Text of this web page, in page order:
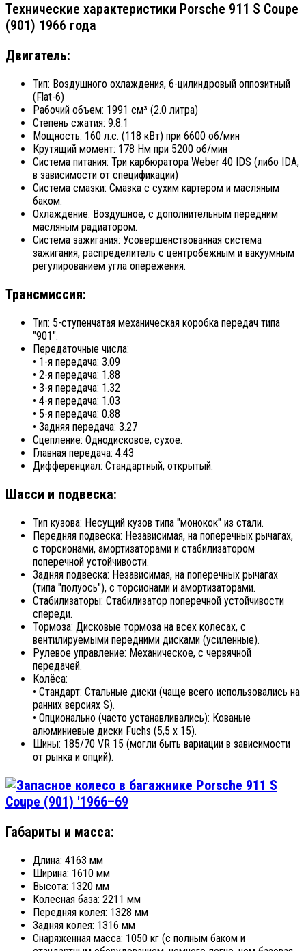
Технические характеристики Porsche 911 S Coupe
(901) 1966 года
Двигатель:
Тип: Воздушного охлаждения, 6-цилиндровый оппозитный
(Flat-6)
Рабочий объем: 1991 см³ (2.0 литра)
Степень сжатия: 9.8:1
Мощность: 160 л.с. (118 кВт) при 6600 об/мин
Крутящий момент: 178 Нм при 5200 об/мин
Система питания: Три карбюратора Weber 40 IDS (либо IDA,
в зависимости от спецификации)
Система смазки: Смазка с сухим картером и масляным
баком.
Охлаждение: Воздушное, с дополнительным передним
масляным радиатором.
Система зажигания: Усовершенствованная система
зажигания, распределитель с центробежным и вакуумным
регулированием угла опережения.
Трансмиссия:
Тип: 5-ступенчатая механическая коробка передач типа
"901".
Передаточные числа:
• 1-я передача: 3.09
• 2-я передача: 1.88
• 3-я передача: 1.32
• 4-я передача: 1.03
• 5-я передача: 0.88
• Задняя передача: 3.27
Сцепление: Однодисковое, сухое.
Главная передача: 4.43
Дифференциал: Стандартный, открытый.
Шасси и подвеска:
Тип кузова: Несущий кузов типа "монокок" из стали.
Передняя подвеска: Независимая, на поперечных рычагах,
с торсионами, амортизаторами и стабилизатором
поперечной устойчивости.
Задняя подвеска: Независимая, на поперечных рычагах
(типа "полуось"), с торсионами и амортизаторами.
Стабилизаторы: Стабилизатор поперечной устойчивости
спереди.
Тормоза: Дисковые тормоза на всех колесах, с
вентилируемыми передними дисками (усиленные).
Рулевое управление: Механическое, с червячной
передачей.
Колёса:
• Стандарт: Стальные диски (чаще всего использовались на
ранних версиях S).
• Опционально (часто устанавливались): Кованые
алюминиевые диски Fuchs (5,5 x 15).
Шины: 185/70 VR 15 (могли быть вариации в зависимости
от рынка и опций).
Габариты и масса:
Длина: 4163 мм
Ширина: 1610 мм
Высота: 1320 мм
Колесная база: 2211 мм
Передняя колея: 1328 мм
Задняя колея: 1316 мм
Снаряженная масса: 1050 кг (с полным баком и